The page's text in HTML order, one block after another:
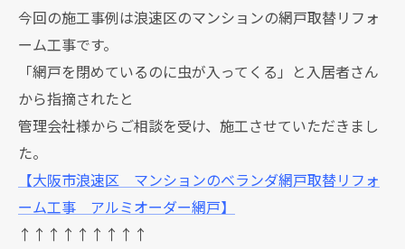
今回の施工事例は浪速区のマンションの網戸取替リフォ
ーム工事です。
「網戸を閉めているのに虫が入ってくる」と入居者さん
から指摘されたと
管理会社様からご相談を受け、施工させていただきまし
た。
【大阪市浪速区 マンションのベランダ網戸取替リフォ
ーム工事 アルミオーダー網戸】
↑↑↑↑↑↑↑↑↑